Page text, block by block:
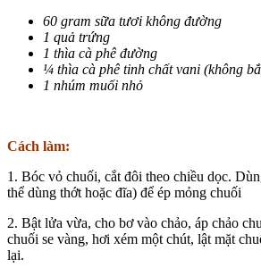
60 gram sữa tươi không đường
1 quả trứng
1 thìa cà phê đường
¼ thìa cà phê tinh chất vani (không
1 nhúm muối nhỏ
Cách làm:
1. Bóc vỏ chuối, cắt đôi theo chiều dọc.
thể dùng thớt hoặc đĩa) để ép mỏng chuối
2. Bật lửa vừa, cho bơ vào chảo, áp chảo
chuối se vàng, hơi xém một chút, lật mặt
lại.